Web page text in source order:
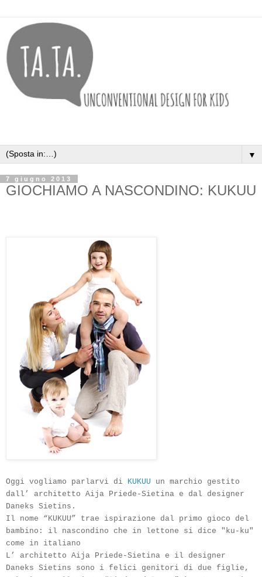
▼
7 giugno 2013
GIOCHIAMO A NASCONDINO: KUKUU
Oggi vogliamo parlarvi di KUKUU un marchio gestito
dall’ architetto Aija Priede-Sietina e dal designer
Daneks Sietins.
Il nome “KUKUU” trae ispirazione dal primo gioco del
bambino: il nascondino che in lettone si dice "ku-ku"
come in italiano
L’ architetto Aija Priede-Sietina e il designer
Daneks Sietins sono i felici genitori di due figlie,